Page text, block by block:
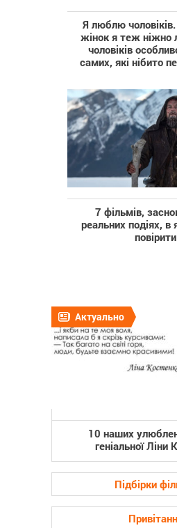
Я люблю
жінок я теж ніжно
чоловіків
самих, які нібито
7 фільмів,
реальних подіях, в
повірити
Актуально
10 наших
геніальної Ліни
Підбірки